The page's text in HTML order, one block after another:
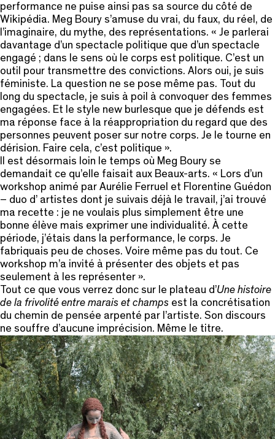
performance ne puise ainsi pas sa source du côté de
Wikipédia. Meg Boury s’amuse du vrai, du faux, du réel, de
l’imaginaire, du mythe, des représentations. « Je parlerai
davantage d’un spectacle politique que d’un spectacle
engagé ; dans le sens où le corps est politique. C’est un
outil pour transmettre des convictions. Alors oui, je suis
féministe. La question ne se pose même pas. Tout du
long du spectacle, je suis à poil à convoquer des femmes
engagées. Et le style new burlesque que je défends est
ma réponse face à la réappropriation du regard que des
personnes peuvent poser sur notre corps. Je le tourne en
dérision. Faire cela, c’est politique ».
Il est désormais loin le temps où Meg Boury se
demandait ce qu’elle faisait aux Beaux-arts. « Lors d’un
workshop animé par Aurélie Ferruel et Florentine Guédon
– duo d’ artistes dont je suivais déjà le travail, j’ai trouvé
ma recette : je ne voulais plus simplement être une
bonne élève mais exprimer une individualité. À cette
période, j’étais dans la performance, le corps. Je
fabriquais peu de choses. Voire même pas du tout. Ce
workshop m’a invité à présenter des objets et pas
seulement à les représenter ».
Tout ce que vous verrez donc sur le plateau d’Une histoire
de la frivolité entre marais et champs est la concrétisation
du chemin de pensée arpenté par l’artiste. Son discours
ne souffre d’aucune imprécision. Même le titre.